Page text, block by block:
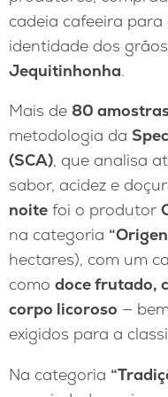
cadeia cafeeira para
identidade dos
Jequitinhonha.
Mais de 80
metodologia da
(SCA), que analisa
sabor, acidez e
noite foi o produtor
na categoria
hectares), com um
como doce frutado,
corpo licoroso —
exigidos para a
Na categoria